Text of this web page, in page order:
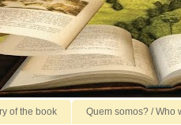
of the book Quem somos? / Who